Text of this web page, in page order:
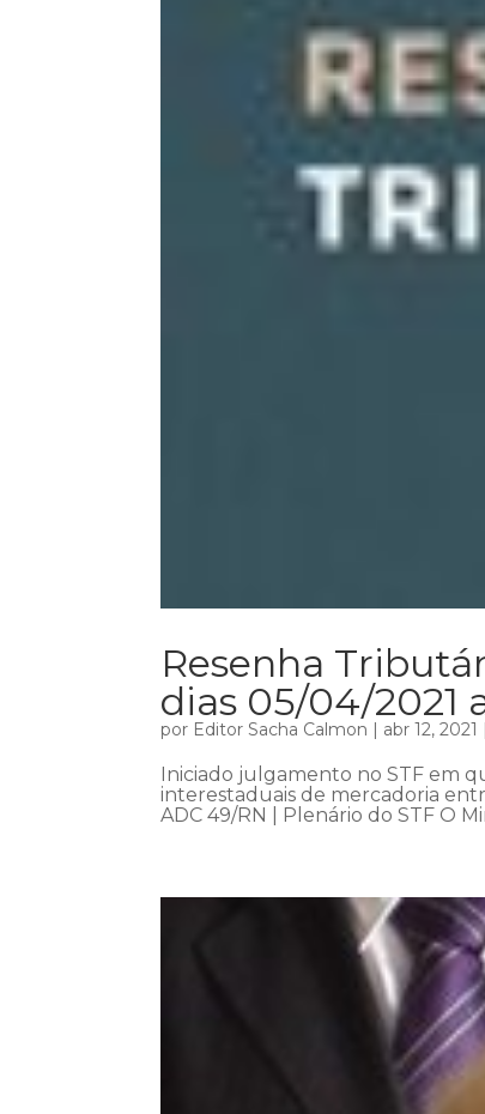
Resenha
dias 05/04/2021
por Editor Sacha Calmon | abr 12, 2021
Iniciado julgamento no STF em
interestaduais de mercadoria
ADC 49/RN | Plenário do STF O